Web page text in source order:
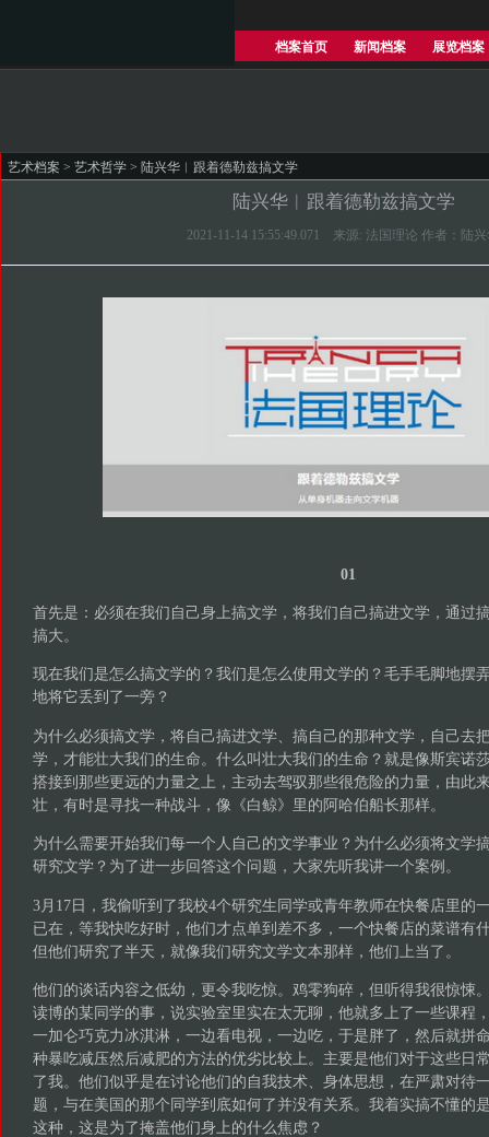
档案首页 新闻档案 展览档案
艺术档案 > 艺术哲学 > 陆兴华︱跟着德勒兹搞文学
陆兴华︱跟着德勒兹搞文学
2021-11-14 15:55:49.071 来源: 法国理论 作者：陆
01
首先是：必须在我们自己身上搞文学，将我们自己搞进文学，通过
搞大。
现在我们是怎么搞文学的？我们是怎么使用文学的？毛手毛脚地摆
地将它丢到了一旁？
为什么必须搞文学，将自己搞进文学、搞自己的那种文学，自己去
学，才能壮大我们的生命。什么叫壮大我们的生命？就是像斯宾诺
搭接到那些更远的力量之上，主动去驾驭那些很危险的力量，由此
壮，有时是寻找一种战斗，像《白鲸》里的阿哈伯船长那样。
为什么需要开始我们每一个人自己的文学事业？为什么必须将文学
研究文学？为了进一步回答这个问题，大家先听我讲一个案例。
3月17日，我偷听到了我校4个研究生同学或青年教师在快餐店里的
已在，等我快吃好时，他们才点单到差不多，一个快餐店的菜谱有
但他们研究了半天，就像我们研究文学文本那样，他们上当了。
他们的谈话内容之低幼，更令我吃惊。鸡零狗碎，但听得我很惊悚
读博的某同学的事，说实验室里实在太无聊，他就多上了一些课程
一加仑巧克力冰淇淋，一边看电视，一边吃，于是胖了，然后就拼
种暴吃减压然后减肥的方法的优劣比较上。主要是他们对于这些日
了我。他们似乎是在讨论他们的自我技术、身体思想，在严肃对待
题，与在美国的那个同学到底如何了并没有关系。我着实搞不懂的
这种，这是为了掩盖他们身上的什么焦虑？